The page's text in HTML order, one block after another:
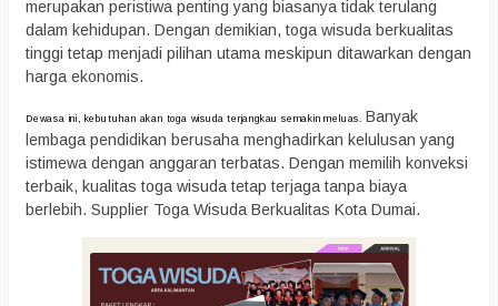
merupakan peristiwa penting yang biasanya tidak terulang
dalam kehidupan. Dengan demikian, toga wisuda berkualitas
tinggi tetap menjadi pilihan utama meskipun ditawarkan dengan
harga ekonomis.
Dewasa ini, kebutuhan akan toga wisuda terjangkau semakin meluas. Banyak
lembaga pendidikan berusaha menghadirkan kelulusan yang
istimewa dengan anggaran terbatas. Dengan memilih konveksi
terbaik, kualitas toga wisuda tetap terjaga tanpa biaya
berlebih. Supplier Toga Wisuda Berkualitas Kota Dumai.